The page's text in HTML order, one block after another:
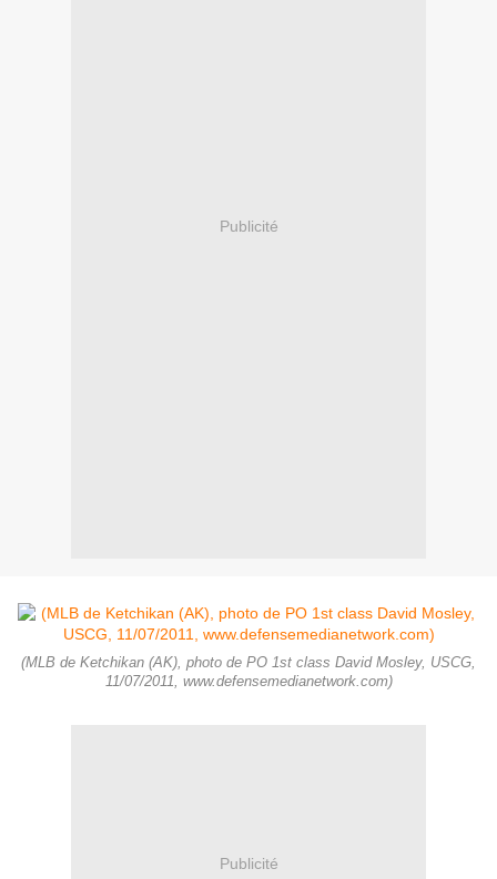
Publicité
(MLB de Ketchikan (AK), photo de PO 1st class David Mosley, USCG,
11/07/2011, www.defensemedianetwork.com)
Publicité